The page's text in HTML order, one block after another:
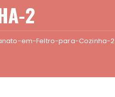
2
em-Feltro-para-Cozinha-2